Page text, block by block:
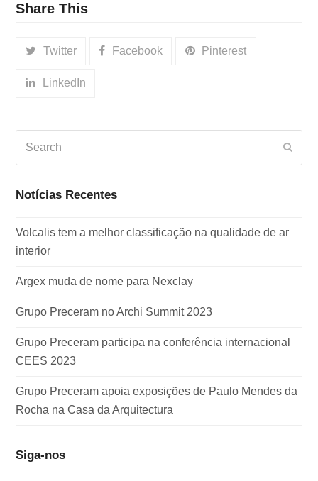
Share This
Twitter Facebook Pinterest
LinkedIn
Notícias Recentes
Volcalis tem a melhor classificação na qualidade de ar
interior
Argex muda de nome para Nexclay
Grupo Preceram no Archi Summit 2023
Grupo Preceram participa na conferência internacional
CEES 2023
Grupo Preceram apoia exposições de Paulo Mendes da
Rocha na Casa da Arquitectura
Siga-nos